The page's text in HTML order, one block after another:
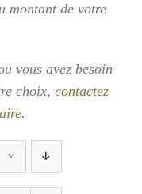
montant de votre
vous avez besoin
choix, contactez
.